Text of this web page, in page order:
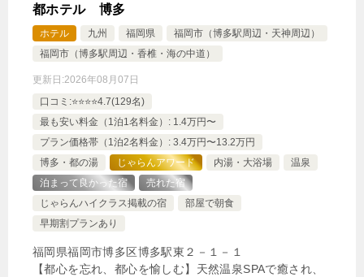
【選べるお部屋と価格】
2,752円コンフォートA
2,752円
じゃらんで確認する
【連泊割】2泊以上のご宿泊者様必見♪通常プランよ
和洋室 🍴食事なし IN 15:00-
禁煙ルーム
都ホテル 博多
ホテル 九州 福岡県
福岡市（博多駅周辺・天神周辺）
福岡市（博多駅周辺・香椎・海の中道）
更新日:2026年08月07日
口コミ:⭐️⭐️⭐️⭐️4.7(129名)
最も安い料金（1泊1名料金）: 1.4万円〜
プラン価格帯（1泊2名料金）: 3.4万円〜13.2万円
博多・都の湯
じゃらんアワード 内湯・大浴場
温泉
泊まって良かった宿
売れた宿
じゃらんハイクラス掲載の宿
部屋で朝食
早期割プランあり
福岡県福岡市博多区博多駅東２－１－１
【都心を忘れ、都心を愉しむ】天然温泉SPAで癒され、